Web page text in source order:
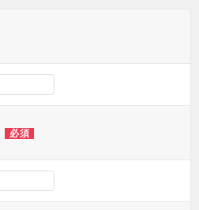
必須